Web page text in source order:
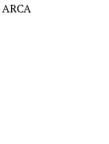
nacional